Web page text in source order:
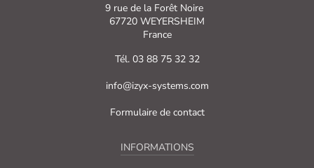
9 rue de la Forêt Noire
67720 WEYERSHEIM
France
Tél. 03 88 75 32 32
info@izyx-systems.com
Formulaire de contact
INFORMATIONS